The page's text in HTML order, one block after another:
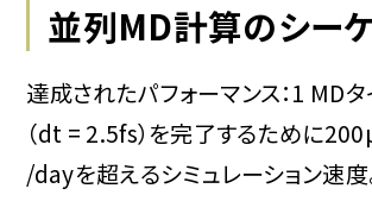
並列MD計算のシー
達成されたパフォーマンス：1 MD
（dt = 2.5fs）を完了するために
/dayを超えるシミュレーション速度